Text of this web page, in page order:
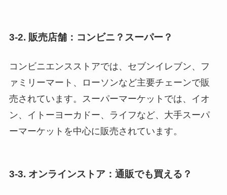
3-2. 販売店舗：コンビニ？スーパー？
コンビニエンスストアでは、セブンイレブン、フ
ァミリーマート、ローソンなど主要チェーンで販
売されています。スーパーマーケットでは、イオ
ン、イトーヨーカドー、ライフなど、大手スーパ
ーマーケットを中心に販売されています。
3-3. オンラインストア：通販でも買える？